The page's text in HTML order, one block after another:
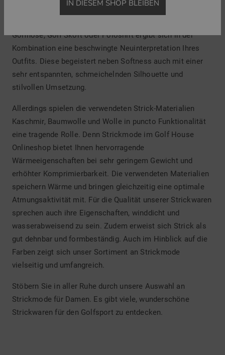
Golfhose, Golf Skort oder Poloshirt ergibt sich in der
Kombination eine beschwingte Neuinterpretation Ihres
Outfits. Diese begeistert neben Softness auch mit einer
sehr entspannten, schmeichelnden Silhouette und
stilvollen Umsetzung.
Allerdings spielen die verwendeten Strick-Materialien
Kaschmir, Baumwolle und Wolle in puncto Funktionalität
eine tragende Rolle. Denn Strickmode im Golf House
Onlineshop bietet Ihnen hervorragende
Wärmeeigenschaften bei sehr geringem Gewicht und
erhöhter Komprimierbarkeit. Die verwendeten Materialien
speichern Wärme und bringen gleichzeitig eine optimale
Atmungsaktivität mit. Für die Qualität unserer Strickwaren
sprechen auch ihre Eigenschaften, winddicht und
wasserabweisend zu sein. Zudem erweist sich Strick als
gut dehnbar und formbeständig. Auch im Hinblick auf die
Farben zeigt sich unser Sortiment an Strickmode
vielseitig und umfangreich.
Stöbern Sie in aller Ruhe durch unsere Auswahl an
Strickmode für Damen. Es gibt viele, wunderschöne
Strickwaren für den Golfsport zu entdecken.
IN DIESEM SHOP BLEIBEN